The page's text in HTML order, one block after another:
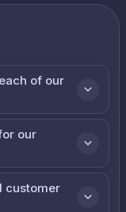
of our
our
customer